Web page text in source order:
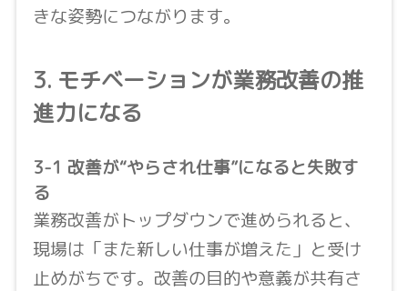
きな姿勢につながります。
3. モチベーションが業務改善の推
進力になる
3-1 改善が“やらされ仕事”になると失敗す
る
業務改善がトップダウンで進められると、
現場は「また新しい仕事が増えた」と受け
止めがちです。改善の目的や意義が共有さ